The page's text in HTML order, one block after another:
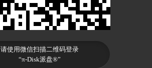
请使用微信扫描二维码登录
“π-Disk派盘®”